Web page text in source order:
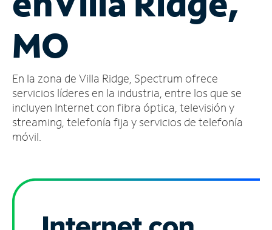
cuenta
Encuentra
tienda
MO
En la zona de Villa Ridge, Spectrum ofrece
servicios líderes en la industria, entre los que se
incluyen Internet con fibra óptica, televisión y
streaming, telefonía fija y servicios de telefonía
móvil.